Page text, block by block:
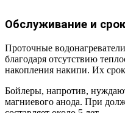
Обслуживание и
Проточные
благодаря отсутствию
накопления накипи. Их
Бойлеры, напротив,
магниевого анода. При